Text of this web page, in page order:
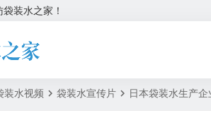
装水之家！
装水视频 袋装水宣传片 日本袋装水生产